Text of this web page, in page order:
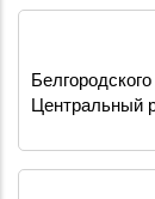
Центральный